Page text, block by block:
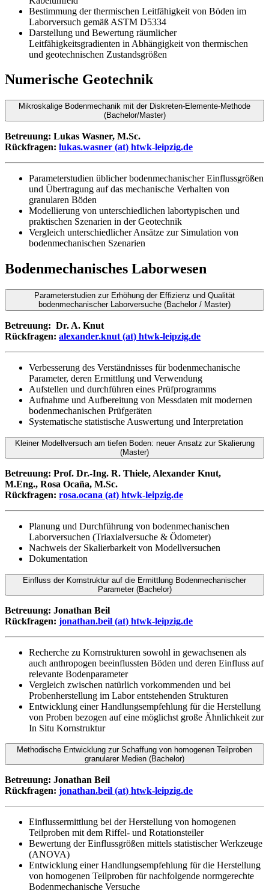
Bestimmung der thermischen Leitfähigkeit von Böden im
Laborversuch gemäß ASTM D5334
Darstellung und Bewertung räumlicher
Leitfähigkeitsgradienten in Abhängigkeit von thermischen
und geotechnischen Zustandsgrößen
Numerische Geotechnik
Mikroskalige Bodenmechanik mit der Diskreten-Elemente-Methode
(Bachelor/Master)
Betreuung: Lukas Wasner, M.Sc.
Rückfragen: lukas.wasner (at) htwk-leipzig.de
Parameterstudien üblicher bodenmechanischer Einflussgrößen
und Übertragung auf das mechanische Verhalten von
granularen Böden
Modellierung von unterschiedlichen labortypischen und
praktischen Szenarien in der Geotechnik
Vergleich unterschiedlicher Ansätze zur Simulation von
bodenmechanischen Szenarien
Bodenmechanisches Laborwesen
Parameterstudien zur Erhöhung der Effizienz und Qualität
bodenmechanischer Laborversuche (Bachelor / Master)
Betreuung: Dr. A. Knut
Rückfragen: alexander.knut (at) htwk-leipzig.de
Verbesserung des Verständnisses für bodenmechanische
Parameter, deren Ermittlung und Verwendung
Aufstellen und durchführen eines Prüfprogramms
Aufnahme und Aufbereitung von Messdaten mit modernen
bodenmechanischen Prüfgeräten
Systematische statistische Auswertung und Interpretation
Kleiner Modellversuch am tiefen Boden: neuer Ansatz zur Skalierung
(Master)
Betreuung: Prof. Dr.-Ing. R. Thiele, Alexander Knut,
M.Eng., Rosa Ocaña, M.Sc.
Rückfragen: rosa.ocana (at) htwk-leipzig.de
Planung und Durchführung von bodenmechanischen
Laborversuchen (Triaxialversuche & Ödometer)
Nachweis der Skalierbarkeit von Modellversuchen
Dokumentation
Einfluss der Kornstruktur auf die Ermittlung Bodenmechanischer
Parameter (Bachelor)
Betreuung: Jonathan Beil
Rückfragen: jonathan.beil (at) htwk-leipzig.de
Recherche zu Kornstrukturen sowohl in gewachsenen als
auch anthropogen beeinflussten Böden und deren Einfluss auf
relevante Bodenparameter
Vergleich zwischen natürlich vorkommenden und bei
Probenherstellung im Labor entstehenden Strukturen
Entwicklung einer Handlungsempfehlung für die Herstellung
von Proben bezogen auf eine möglichst große Ähnlichkeit zur
In Situ Kornstruktur
Methodische Entwicklung zur Schaffung von homogenen Teilproben
granularer Medien (Bachelor)
Betreuung: Jonathan Beil
Rückfragen: jonathan.beil (at) htwk-leipzig.de
Einflussermittlung bei der Herstellung von homogenen
Teilproben mit dem Riffel- und Rotationsteiler
Bewertung der Einflussgrößen mittels statistischer Werkzeuge
(ANOVA)
Entwicklung einer Handlungsempfehlung für die Herstellung
von homogenen Teilproben für nachfolgende normgerechte
Bodenmechanische Versuche